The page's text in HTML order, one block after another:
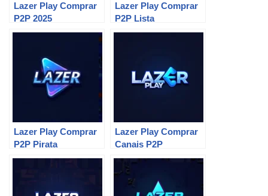
Lazer Play Comprar
P2P 2025
Lazer Play Comprar
P2P Lista
Lazer Play Comprar
P2P Pirata
Lazer Play Comprar
Canais P2P